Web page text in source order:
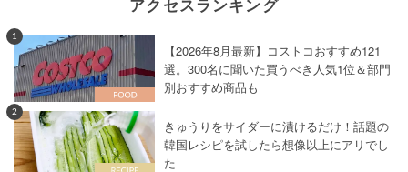
アクセスランキング
1
【2026年8月最新】コストコおすすめ121
選。300名に聞いた買うべき人気1位＆部門
別おすすめ商品も
2
きゅうりをサイダーに漬けるだけ！話題の
韓国レシピを試したら想像以上にアリでし
た